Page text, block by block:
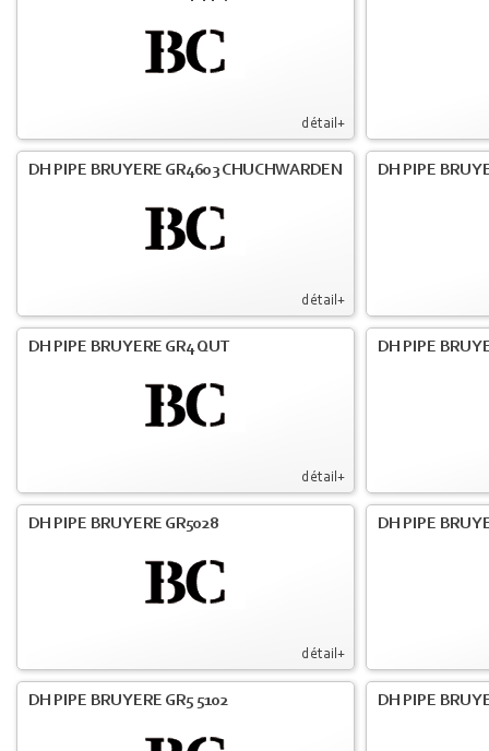
détail+
détail+
DH PIPE BRUYERE GR4603 CHUCHWARDEN DH PIPE
détail+
DH PIPE BRUYERE GR4 QUT DH PIPE
détail+
DH PIPE BRUYERE GR5028 DH PIPE
DH PIPE BRUYERE GR5 5102 DH PIPE